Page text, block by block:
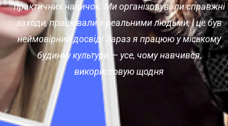
практичних навичок. Ми організовували справжні
заходи, працювали з реальними людьми, і це був
неймовірний досвід! Зараз я працюю у міському
будинку культури — усе, чому навчився,
використовую щодня